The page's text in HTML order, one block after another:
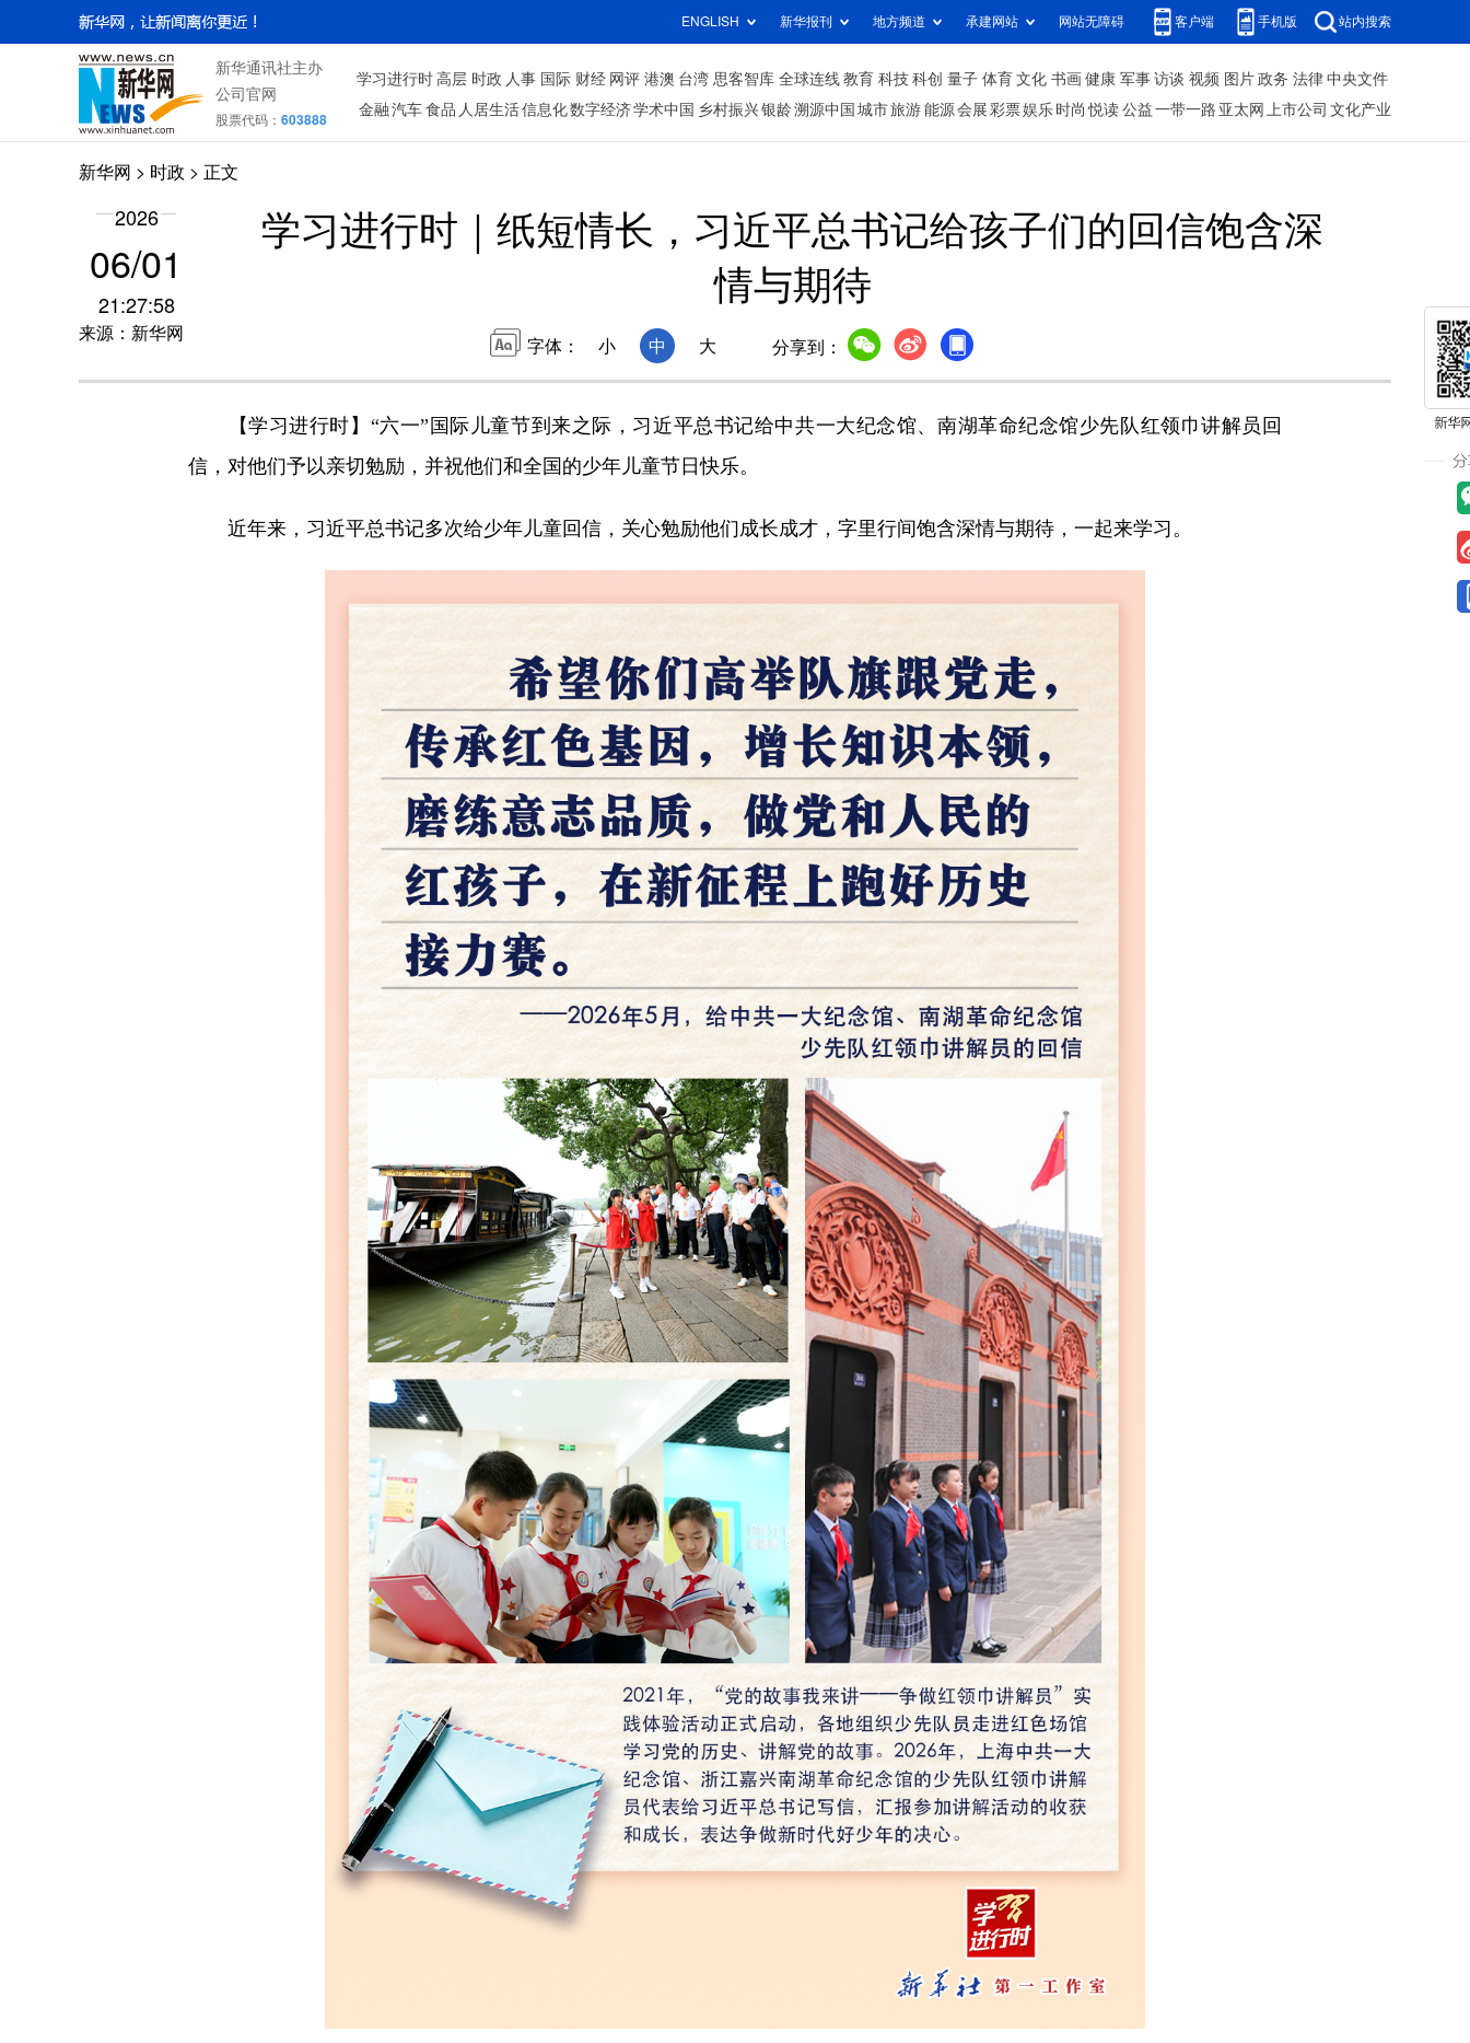
ENGLISH 新华报刊 地方频道 承建网站 网站无障碍 客户端 手机版 站内搜索
新华通讯社主办
公司官网
股票代码： 603888
学习进行时 高层 时政 人事 国际 财经 网评 港澳 台湾 思客智库 全球连线 教育 科技 科创 量子 体育 文化 书画 健康 军事 访谈 视频 图片 政务 法律 中央文件
金融 汽车 食品 人居生活信息化数字经济学术中国 乡村振兴银龄溯源中国 城市旅游 能源 会展 彩票娱乐 时尚 悦读 公益 一带一路 亚太网 上市公司 文化产业
新华网 > 时政 > 正文
2026
06/01
21:27:58
来源：新华网
学习进行时｜纸短情长，习近平总书记给孩子们的回信饱含深
情与期待
字体： 小 中 大 分享到：
【学习进行时】“六一”国际儿童节到来之际，习近平总书记给中共一大纪念馆、南湖革命纪念馆少先队红领巾讲解员回
信，对他们予以亲切勉励，并祝他们和全国的少年儿童节日快乐。
近年来，习近平总书记多次给少年儿童回信，关心勉励他们成长成才，字里行间饱含深情与期待，一起来学习。